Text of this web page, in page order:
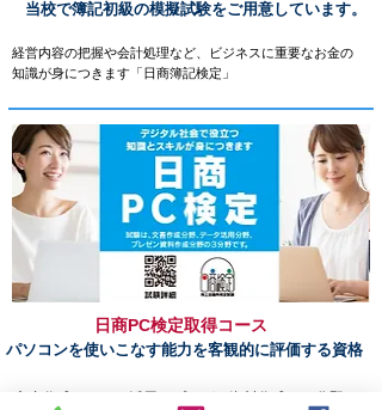
当校で簿記初級の模擬試験をご用意しています。
​経営内容の把握や会計処理など、ビジネスに重要なお金の
知識が身につきます「日商簿記検定」
日商PC検定取得コース
パソコンを使いこなす能力を客観的に評価する資格
文書作成・データ活用・プレゼン資料作成の３分野